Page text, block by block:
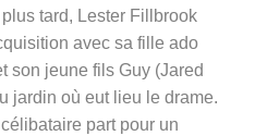
tard, Lester Fillbrook
avec sa fille ado
son jeune fils Guy (Jared
jardin où eut lieu le drame.
part pour un